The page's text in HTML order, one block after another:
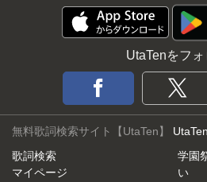
UtaTenをフ
無料歌詞検索サイト【UtaTen】
歌詞検索
マイページ
学園
い